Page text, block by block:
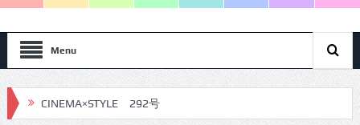
Menu
CINEMA×STYLE 292号